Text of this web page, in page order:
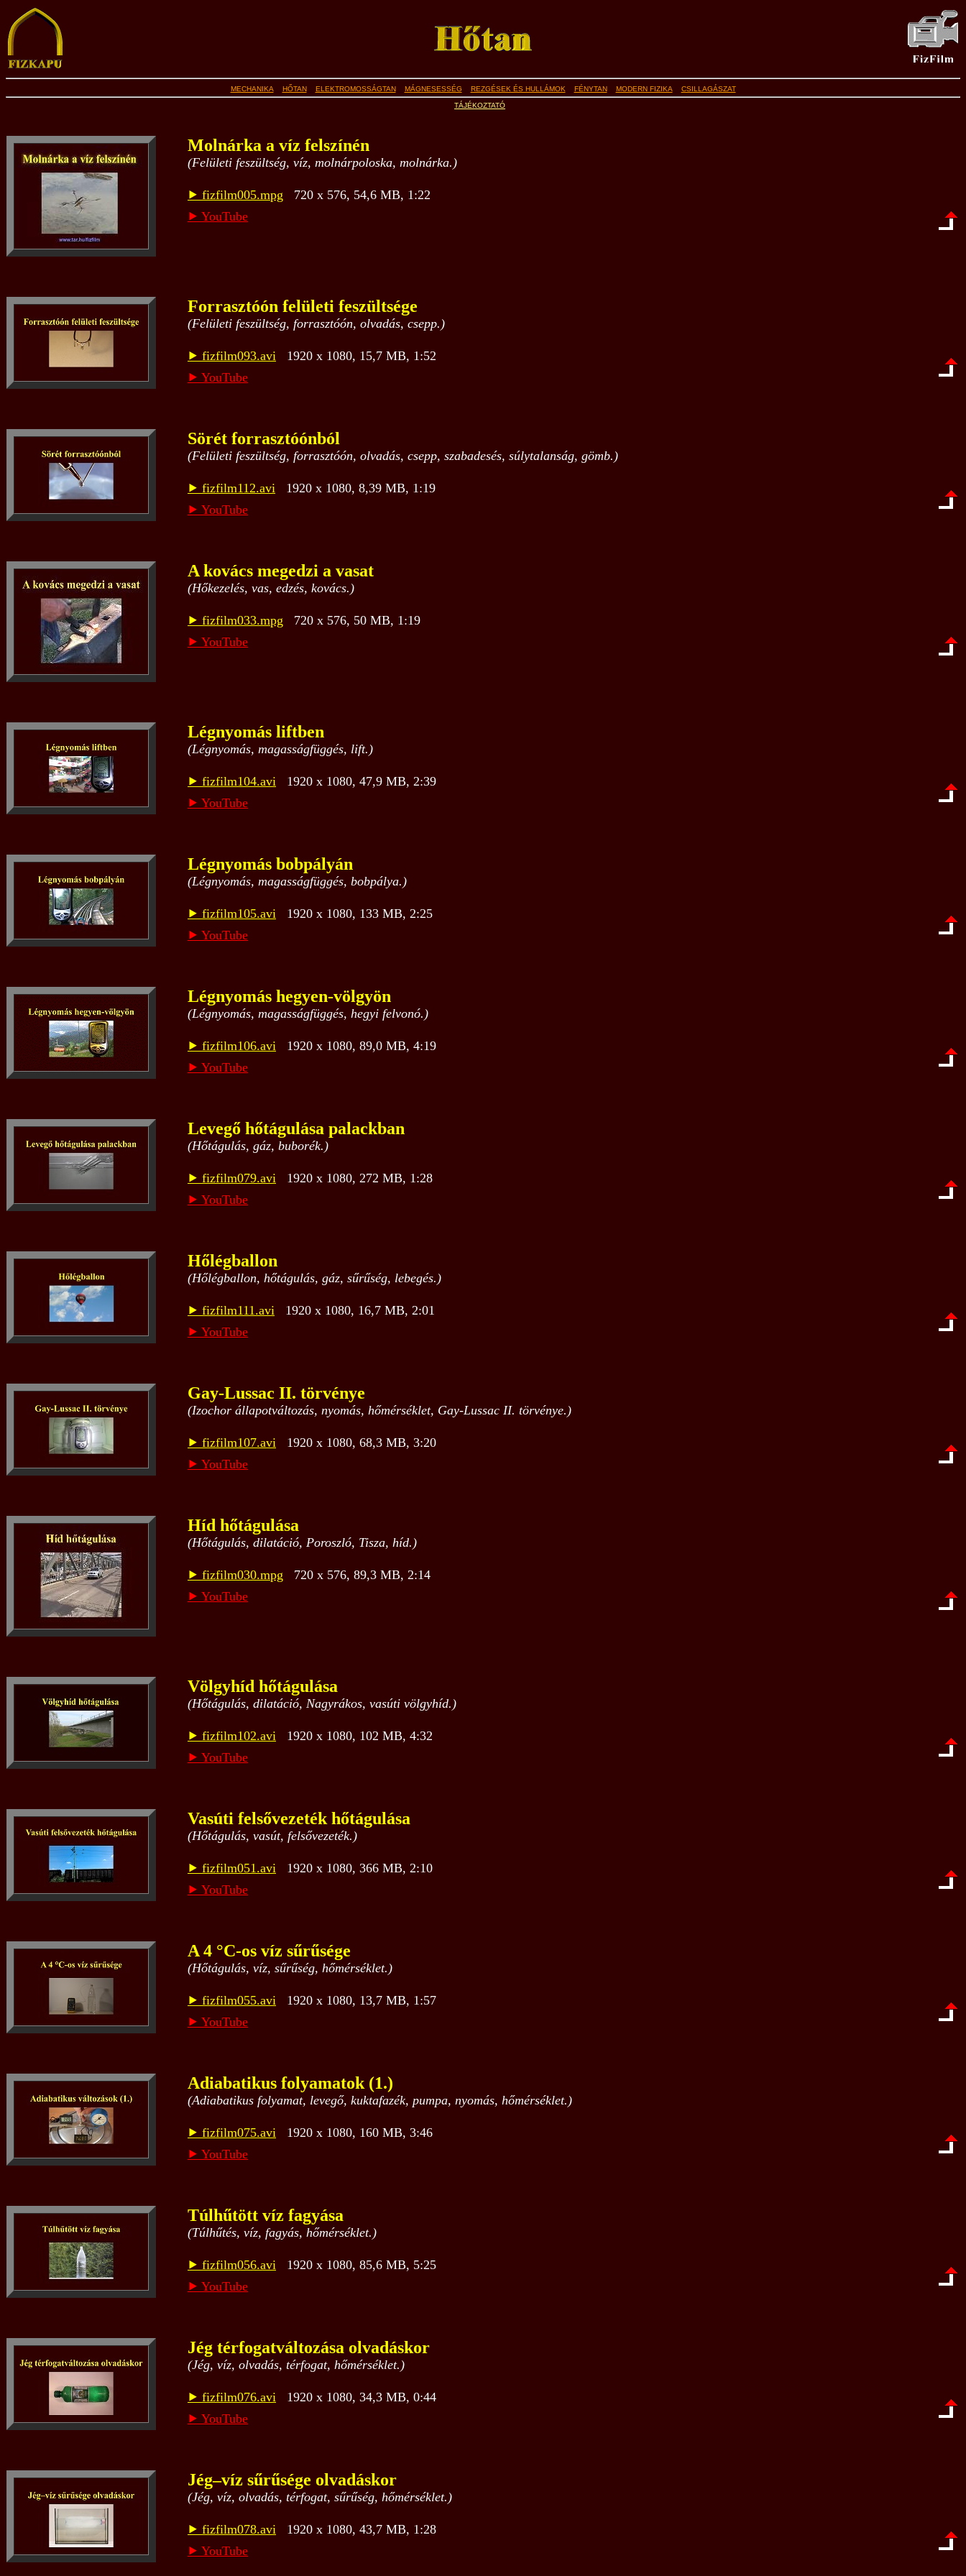
MECHANIKA HŐTAN ELEKTROMOSSÁGTAN MÁGNESESSÉG REZGÉSEK ÉS HULLÁMOK FÉNYTAN MODERN FIZIKA CSILLAGÁSZAT
TÁJÉKOZTATÓ
Molnárka a víz felszínén
(Felületi feszültség, víz, molnárpoloska, molnárka.)
⯈ fizfilm005.mpg 720 x 576, 54,6 MB, 1:22
⯈ YouTube
Forrasztóón felületi feszültsége
(Felületi feszültség, forrasztóón, olvadás, csepp.)
⯈ fizfilm093.avi 1920 x 1080, 15,7 MB, 1:52
⯈ YouTube
Sörét forrasztóónból
(Felületi feszültség, forrasztóón, olvadás, csepp, szabadesés, súlytalanság, gömb.)
⯈ fizfilm112.avi 1920 x 1080, 8,39 MB, 1:19
⯈ YouTube
A kovács megedzi a vasat
(Hőkezelés, vas, edzés, kovács.)
⯈ fizfilm033.mpg 720 x 576, 50 MB, 1:19
⯈ YouTube
Légnyomás liftben
(Légnyomás, magasságfüggés, lift.)
⯈ fizfilm104.avi 1920 x 1080, 47,9 MB, 2:39
⯈ YouTube
Légnyomás bobpályán
(Légnyomás, magasságfüggés, bobpálya.)
⯈ fizfilm105.avi 1920 x 1080, 133 MB, 2:25
⯈ YouTube
Légnyomás hegyen-völgyön
(Légnyomás, magasságfüggés, hegyi felvonó.)
⯈ fizfilm106.avi 1920 x 1080, 89,0 MB, 4:19
⯈ YouTube
Levegő hőtágulása palackban
(Hőtágulás, gáz, buborék.)
⯈ fizfilm079.avi 1920 x 1080, 272 MB, 1:28
⯈ YouTube
Hőlégballon
(Hőlégballon, hőtágulás, gáz, sűrűség, lebegés.)
⯈ fizfilm111.avi 1920 x 1080, 16,7 MB, 2:01
⯈ YouTube
Gay-Lussac II. törvénye
(Izochor állapotváltozás, nyomás, hőmérséklet, Gay-Lussac II. törvénye.)
⯈ fizfilm107.avi 1920 x 1080, 68,3 MB, 3:20
⯈ YouTube
Híd hőtágulása
(Hőtágulás, dilatáció, Poroszló, Tisza, híd.)
⯈ fizfilm030.mpg 720 x 576, 89,3 MB, 2:14
⯈ YouTube
Völgyhíd hőtágulása
(Hőtágulás, dilatáció, Nagyrákos, vasúti völgyhíd.)
⯈ fizfilm102.avi 1920 x 1080, 102 MB, 4:32
⯈ YouTube
Vasúti felsővezeték hőtágulása
(Hőtágulás, vasút, felsővezeték.)
⯈ fizfilm051.avi 1920 x 1080, 366 MB, 2:10
⯈ YouTube
A 4 °C-os víz sűrűsége
(Hőtágulás, víz, sűrűség, hőmérséklet.)
⯈ fizfilm055.avi 1920 x 1080, 13,7 MB, 1:57
⯈ YouTube
Adiabatikus folyamatok (1.)
(Adiabatikus folyamat, levegő, kuktafazék, pumpa, nyomás, hőmérséklet.)
⯈ fizfilm075.avi 1920 x 1080, 160 MB, 3:46
⯈ YouTube
Túlhűtött víz fagyása
(Túlhűtés, víz, fagyás, hőmérséklet.)
⯈ fizfilm056.avi 1920 x 1080, 85,6 MB, 5:25
⯈ YouTube
Jég térfogatváltozása olvadáskor
(Jég, víz, olvadás, térfogat, hőmérséklet.)
⯈ fizfilm076.avi 1920 x 1080, 34,3 MB, 0:44
⯈ YouTube
Jég–víz sűrűsége olvadáskor
(Jég, víz, olvadás, térfogat, sűrűség, hőmérséklet.)
⯈ fizfilm078.avi 1920 x 1080, 43,7 MB, 1:28
⯈ YouTube